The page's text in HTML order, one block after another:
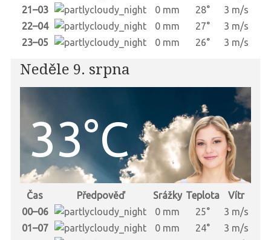
21–03
0 mm 28°
3 m/s
22–04
0 mm 27°
3 m/s
23–05
0 mm 26° 3 m/s
Neděle 9. srpna
33°C
Čas Předpověď Srážky Teplota
Vítr
00–06
0 mm 25°
3 m/s
01–07
0 mm 24°
3 m/s